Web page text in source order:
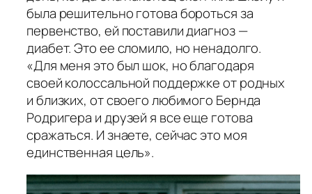
была решительно готова бороться за
первенство, ей поставили диагноз —
диабет. Это ее сломило, но ненадолго.
«Для меня это был шок, но благодаря
своей колоссальной поддержке от родных
и близких, от своего любимого Бернда
Родригера и друзей я все еще готова
сражаться. И знаете, сейчас это моя
единственная цель».